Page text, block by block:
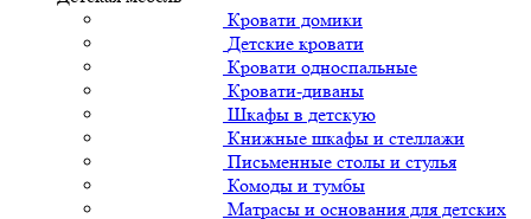
Кровати домики
Детские кровати
Кровати односпальные
Кровати-диваны
Шкафы в детскую
Книжные шкафы и стеллажи
Письменные столы и стулья
Комоды и тумбы
Матрасы и основания для детских